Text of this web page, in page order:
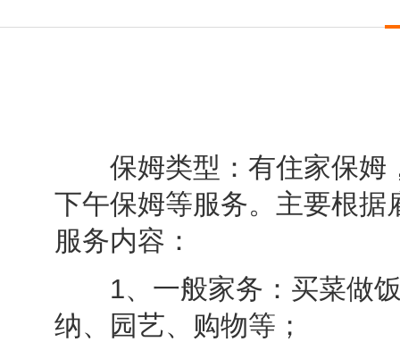
保姆类型：有住家保姆
下午保姆等服务。主要根
服务内容：
1、一般家务：买菜做饭
纳、园艺、购物等；